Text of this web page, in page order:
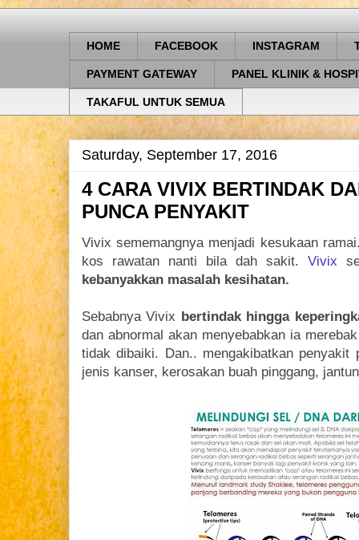
HOME FACEBOOK INSTAGRAM
PAYMENT GATEWAY PANEL KLINIK &
TAKAFUL UNTUK SEMUA
Saturday, September 17, 2016
4 CARA VIVIX BERTINDAK
PUNCA PENYAKIT
Vivix sememangnya menjadi kesukaan
kos rawatan nanti bila dah sakit. Vivix
kebanyakkan masalah kesihatan.
Sebabnya Vivix bertindak hingga
dan abnormal akan menyebabkan ia
tidak dibaiki. Dan.. mengakibatkan penyakit
jenis kanser, kerosakan buah pinggang,